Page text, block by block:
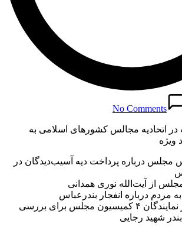
No Comments
اتحادیه مجالس کشورهای اسلامی به
ویژه
مجلس درباره پرداخت دیه آسیب‌دیدگان در
از آیت‌الله نوری همدانی
مردم درباره انفجار بندرعباس
اعزام هیئتی از نمایندگان ۴ کمیسیون مجلس برای بررسی
شهید رجایی